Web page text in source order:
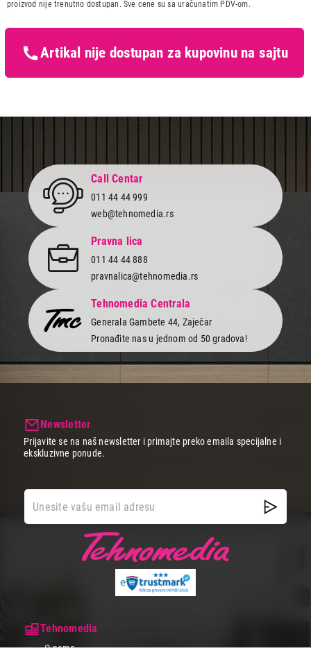
Zemlja porekla:
Srbija
Prava potrošača:
Zagarantovana sva prava
zaštiti potrošača
proizvod nije trenutno dostupan. Sve cene su sa uračunatim PDV-om.
Artikal nije dostupan za kupovinu na sajtu
Call Centar
011 44 44 999
web@tehnomedia.rs
Pravna lica
011 44 44 888
pravnalica@tehnomedia.rs
Tehnomedia Centrala
Generala Gambete 44, Zaječar
Pronađite nas u jednom od 50 gradova!
Tehnomedia
O nama
Newsletter
Prijavite se na naš newsletter i primajte preko emaila specijalne i
ekskluzivne ponude.